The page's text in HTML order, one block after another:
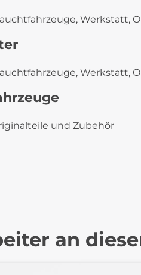
Werkstatt,
Werkstatt,
und Zubehör
an